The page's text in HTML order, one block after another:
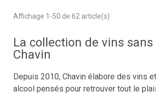
Affichage 1-50 de 62 article(s)
La collection de vins sans
Chavin
Depuis 2010, Chavin élabore des vins
alcool pensés pour retrouver tout le